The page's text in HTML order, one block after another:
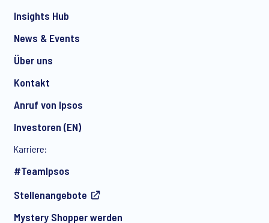
Insights Hub
News & Events
Über uns
Kontakt
Anruf von Ipsos
Investoren (EN)
Karriere:
#TeamIpsos
Stellenangebote
Mystery Shopper werden